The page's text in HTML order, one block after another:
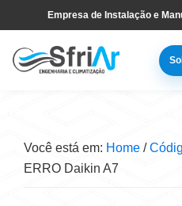
para
navegação
to
main
Empresa de Instalação e
Você está em: Home /
ERRO Daikin A7